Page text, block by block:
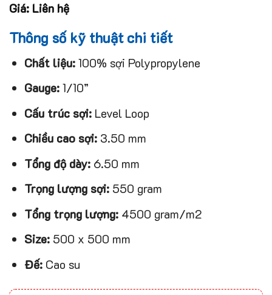
Giá: Liên hệ
Thông số kỹ thuật chi tiết
Chất liệu:100% sợi Polypropylene
Gauge:1/10”
Cấu trúc sợi:Level Loop
Chiều cao sợi:3.50 mm
Tổng độ dày:6.50 mm
Trọng lượng sợi:550 gram
Tổng trọng lượng:4500 gram/m2
Size:500 x 500 mm
Đế:Cao su